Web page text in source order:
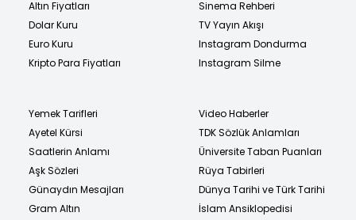
Altın Fiyatları
Dolar Kuru
Euro Kuru
Kripto Para Fiyatları
Sinema Rehberi
TV Yayın Akışı
Instagram Dondurma
Instagram Silme
Yemek Tarifleri
Ayetel Kürsi
Saatlerin Anlamı
Aşk Sözleri
Günaydın Mesajları
Gram Altın
Video Haberler
TDK Sözlük Anlamları
Üniversite Taban Puanları
Rüya Tabirleri
Dünya Tarihi ve Türk Tarihi
İslam Ansiklopedisi